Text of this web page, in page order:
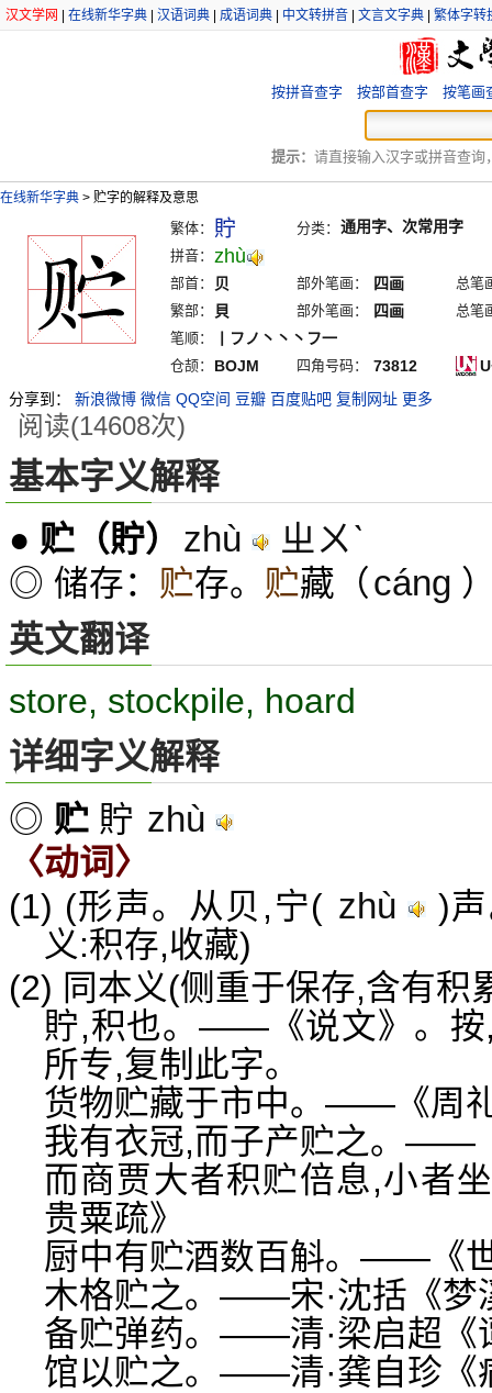
汉文学网 在线新华字典 汉语词典 成语词典 中文转拼音 文言文字典 繁体字转
按拼音查字 按部首查字 按笔画
提示： 请直接输入汉字或拼音查询
在线新华字典 > 贮字的解释及意思
繁体： 貯 分类： 通用字、次常用字
拼音： zhù
部首： 贝 部外笔画： 四画
总笔
繁部：
貝 部外笔画： 四画
总笔
笔顺：
丨フノ丶丶丶フ一
仓颉： BOJM 四角号码： 73812
分享到：
新浪微博 微信 QQ空间 豆瓣 百度贴吧 复制网址 更多
阅读(14608次)
基本字义解释
● 贮 （貯） zhù ㄓㄨˋ
◎ 储存： 贮存。 贮藏（cáng
英文翻译
store, stockpile, hoard
详细字义解释
◎ 贮 貯 zhù
〈动词〉
(1) (形声。从贝,宁( zhù
)
义:积存,收藏)
(2) 同本义(侧重于保存,含有积
貯,积也。——《说文》。按
所专,复制此字。
货物贮藏于市中。——《周
我有衣冠,而子产贮之。——
而商贾大者积贮倍息,小者
贵粟疏》
厨中有贮酒数百斛。——《
木格贮之。——宋·沈括《梦
备贮弹药。——清·梁启超《
馆以贮之。——清·龚自珍《